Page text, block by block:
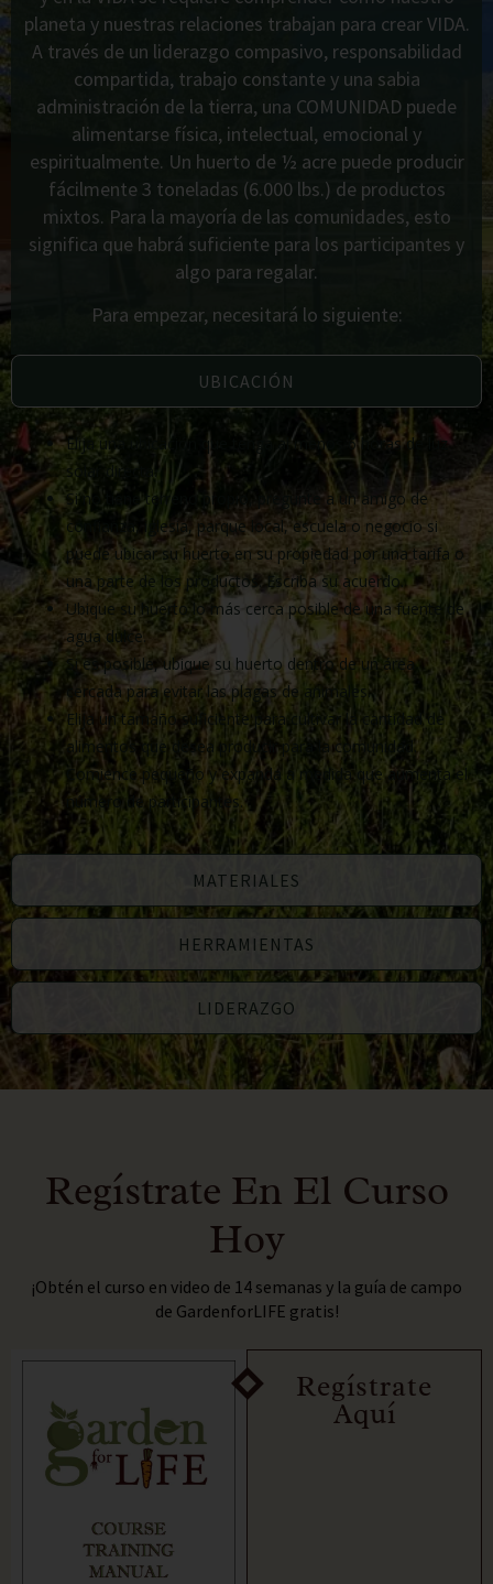
planeta y nuestras relaciones trabajan para crear VIDA.
A través de un liderazgo compasivo, responsabilidad
compartida, trabajo constante y una sabia
administración de la tierra, una COMUNIDAD puede
alimentarse física, intelectual, emocional y
espiritualmente. Un huerto de ½ acre puede producir
fácilmente 3 toneladas (6.000 lbs.) de productos
mixtos. Para la mayoría de las comunidades, esto
significa que habrá suficiente para los participantes y
algo para regalar.
Para empezar, necesitará lo siguiente:
UBICACIÓN
MATERIALES
HERRAMIENTAS
LIDERAZGO
Elija una ubicación que tenga al menos 6 horas de luz
solar directa.
Si no tiene terreno propio, pregunte a un amigo de
confianza, iglesia, parque local, escuela o negocio si
puede ubicar su huerto en su propiedad por una tarifa o
una parte de los productos. Escriba su acuerdo.
Ubique su huerto lo más cerca posible de una fuente de
agua dulce.
Si es posible, ubique su huerto dentro de un área
cercada para evitar las plagas de animales.
Elija un tamaño suficiente para cultivar la cantidad de
alimentos que desea producir para la comunidad.
Comience pequeño y expanda a medida que aumenta el
número de participantes.
Regístrate En El Curso
Hoy
¡Obtén el curso en video de 14 semanas y la guía de campo
de GardenforLIFE gratis!
Regístrate
Aquí